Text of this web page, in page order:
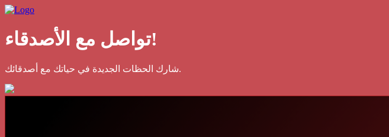
تواصل مع الأصدقاء!
شارك الحظات الجديدة في حياتك مع أصدقائك.